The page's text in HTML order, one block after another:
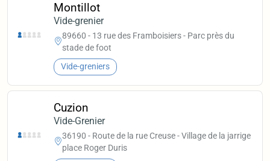
Montillot
Vide-grenier
89660 - 13 rue des Framboisiers - Parc près du
stade de foot
Vide-greniers
Cuzion
Vide-Grenier
36190 - Route de la rue Creuse - Village de la jarrige
place Roger Duris